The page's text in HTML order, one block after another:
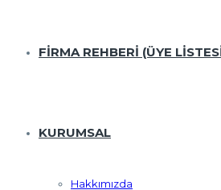
FİRMA REHBERİ (ÜYE
KURUMSAL
Hakkımızda